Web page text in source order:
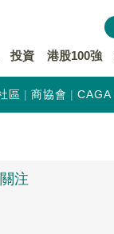
投資 港股100強
區 商協會 CAGA
注